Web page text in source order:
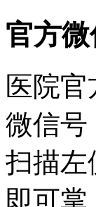
官方
医院
微信号
扫描左
即可掌